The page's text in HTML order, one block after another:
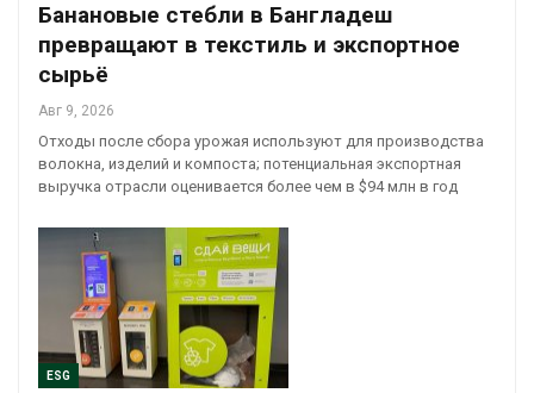
Банановые стебли в Бангладеш
превращают в текстиль и экспортное
сырьё
Авг 9, 2026
Отходы после сбора урожая используют для производства
волокна, изделий и компоста; потенциальная экспортная
выручка отрасли оценивается более чем в $94 млн в год
ESG